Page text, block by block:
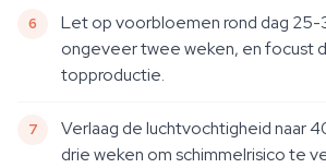
Let op voorbloemen rond dag 25-
ongeveer twee weken, en focust
topproductie.
Verlaag de luchtvochtigheid naar
drie weken om schimmelrisico te